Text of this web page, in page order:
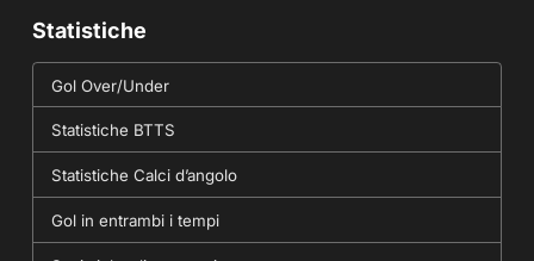
Statistiche
Gol Over/Under
Statistiche BTTS
Statistiche Calci d’angolo
Gol in entrambi i tempi